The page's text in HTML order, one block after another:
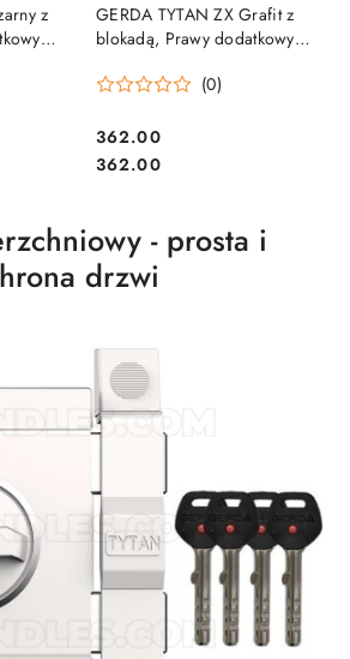
z
GERDA TYTAN ZX Grafit z
blokadą, Prawy dodatkowy
(0)
Cena:
362.00
Cena:
362.00
- prosta i
drzwi